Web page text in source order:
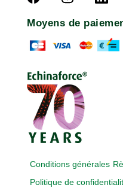
Moyens de
Conditions générales
Politique de